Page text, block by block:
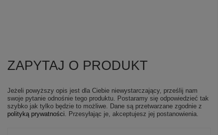
ZAPYTAJ O PRODUKT
Jeżeli powyższy opis jest dla Ciebie niewystarczający, prześlij nam
swoje pytanie odnośnie tego produktu. Postaramy się odpowiedzieć tak
szybko jak tylko będzie to możliwe. Dane są przetwarzane zgodnie z
polityką prywatności. Przesyłając je, akceptujesz jej postanowienia.